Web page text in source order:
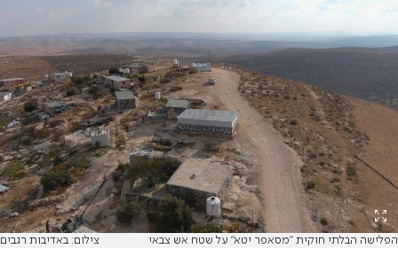
הפלישה הבלתי חוקית "מסאפר יטא" על שטח אש צבאי צילום: באדיבות רגבים